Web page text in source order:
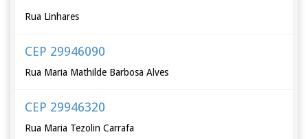
Rua Linhares
CEP 29946090
Rua Maria Mathilde Barbosa Alves
CEP 29946320
Rua Maria Tezolin Carrafa